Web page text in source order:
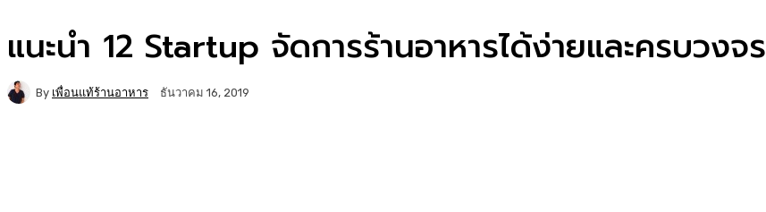
แนะนำ 12 Startup จัดการร้านอาหารได้ง่ายและครบวงจร
By เพื่อนแท้ร้านอาหาร ธันวาคม 16, 2019